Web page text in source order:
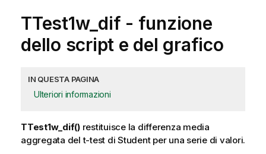
TTest1w_dif - funzione
dello script e del grafico
IN QUESTA PAGINA
Ulteriori informazioni
TTest1w_dif()restituisce la differenza media
aggregata del t-test di Student per una serie di valori.